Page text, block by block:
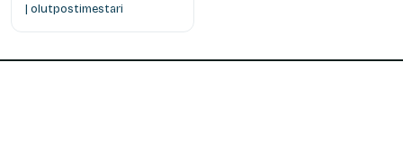
| olutpostimestari